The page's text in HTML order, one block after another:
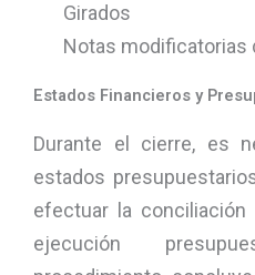
Girados
Notas modificatorias
Estados Financieros y
Durante el cierre, es
estados
efectuar la
ejecución